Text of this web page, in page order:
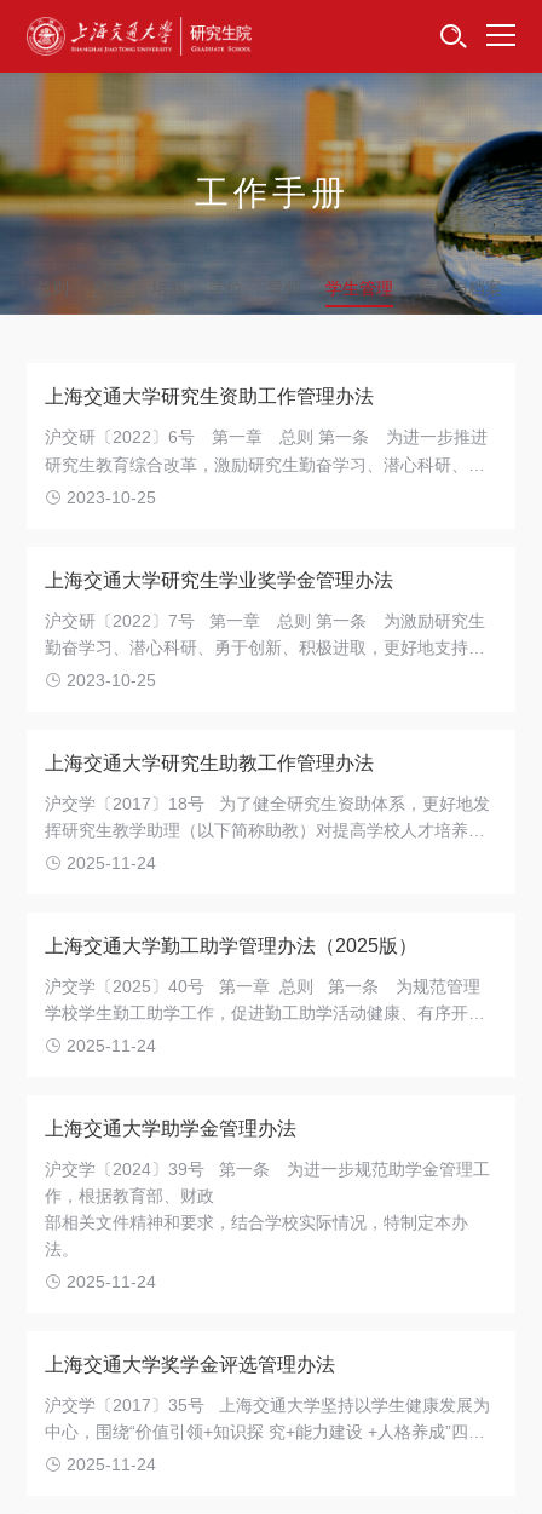
首页
招生工作
培养服务
学位学科
专项工作
信息公开
选择身份
下载中心 联系我们
工作手册
总则 学位 学生管理 信息与档案
上海交通大学研究生资助工作管理办法
沪交研〔2022〕6号 第一章 总则 第一条
为进一步推进
研究生教育综合改革，激励研究生勤奋学习、潜心科研、勇
于创新、积极进取，提高研究生培养质量，根据《财政部、
〔2021〕310号）等文件要求，结合我校实际，制定本办法
2023-10-25
上海交通大学研究生学业奖学金管理办法
沪交研〔2022〕7号 第一章 总则 第一条 为激励研究生
勤奋学习、潜心科研、勇于创新、积极进取，更好地支持研
究生顺利完成学业，做好研究生学业奖学金工作，根据《财
（财教〔2021〕310号）精神，结合我校实际，制定本办法
2023-10-25
上海交通大学研究生助教工作管理办法
沪交学〔2017〕18号 为了健全研究生资助体系，更好地发
挥研究生教学助理（以下简称助教）对提高学校人才培养质
量的作用，提升助教对自我能力培养和知识掌握的水平，结
2025-11-24
上海交通大学勤工助学管理办法（2025版）
沪交学〔2025〕40号 第一章 总则 第一条 为规范管理
学校学生勤工助学工作，促进勤工助学活动健康、有序开
展，保障学生合法权益，帮助学生顺利完成学业，发挥勤工
管理办法（2018年修订）》（教财〔2018〕12号）和上海
理办法》（沪教委规〔2024〕5号）的有关规定，结合学校
实际情况，特制定本办法。
2025-11-24
上海交通大学助学金管理办法
沪交学〔2024〕39号 第一条 为进一步规范助学金管理工
作，根据教育部、财政
部相关文件精神和要求，结合学校实际情况，特制定本办
法。
2025-11-24
上海交通大学奖学金评选管理办法
沪交学〔2017〕35号 上海交通大学坚持以学生健康发展为
中心，围绕“价值引领+知识探 究+能力建设 +人格养成”四位
一体的育人理念，以“充分发挥奖学金的引领作用，有效促进
2025-11-24